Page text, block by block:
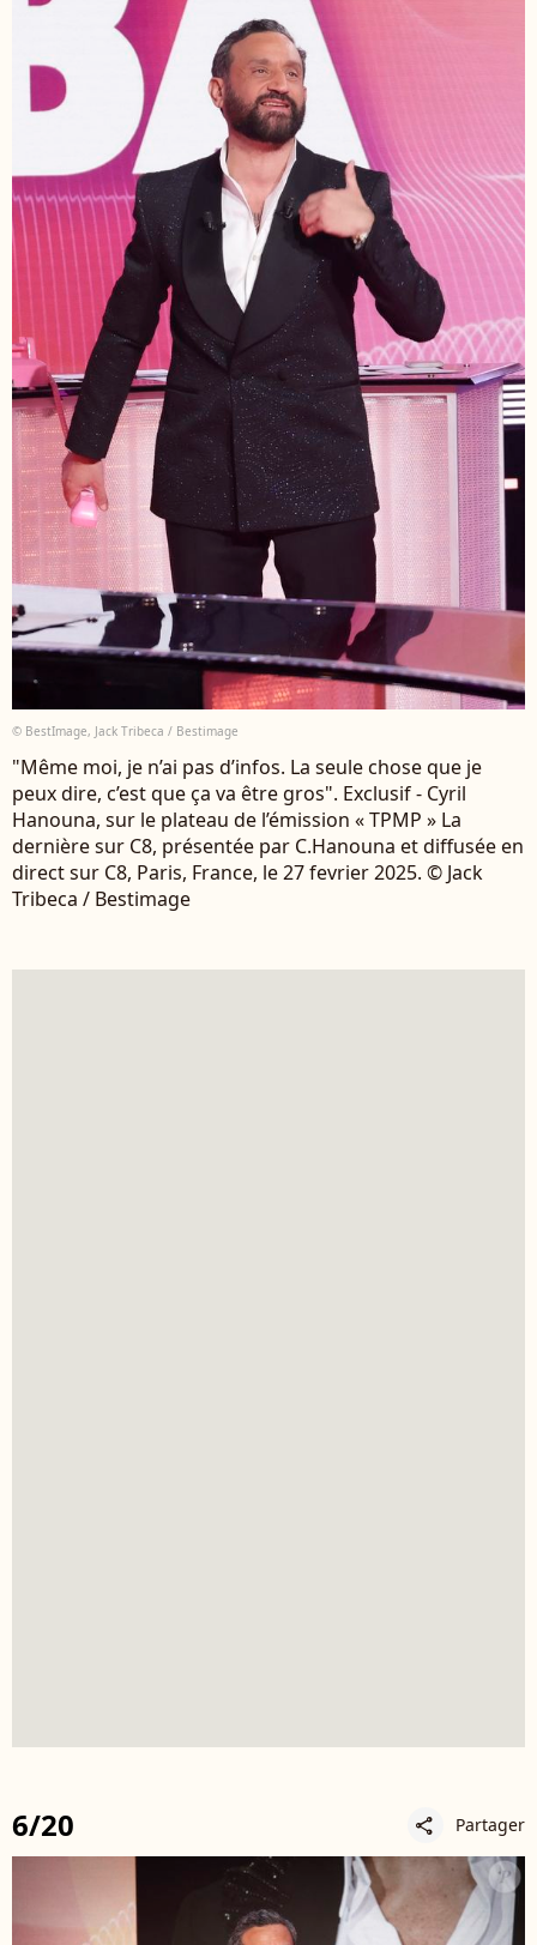
© BestImage, Jack Tribeca / Bestimage
"Même moi, je n’ai pas d’infos. La seule chose que je
peux dire, c’est que ça va être gros". Exclusif - Cyril
Hanouna, sur le plateau de l’émission « TPMP » La
dernière sur C8, présentée par C.Hanouna et diffusée en
direct sur C8, Paris, France, le 27 fevrier 2025. © Jack
Tribeca / Bestimage
6/20 share Partager